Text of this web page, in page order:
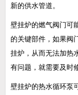
新的供水管道。
壁挂炉的燃气阀门可
的关键部件，如果阀
挂炉，从而无法加热
有问题，就需要及时
壁挂炉的热水循环泵